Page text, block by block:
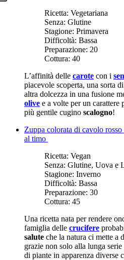
Ricetta: Vegetariana
Senza: Glutine
Stagione: Primavera
Difficoltà: Bassa
Preparazione: 20
Cottura: 40
L’affinità delle carote con i
piacevole scoperta, una sorta
altra dolcezza in una fusione
olive e a volte per un carattere
più gentile cugino scalogno!
Zuppa colorata di cavolo
al timo
Ricetta: Vegan
Senza: Glutine, Uova e
Stagione: Inverno
Difficoltà: Bassa
Preparazione: 30
Cottura: 45
Una ricetta nata per rendere
famiglia delle crucifere
salute che la natura ci mette a
grazie non solo alla lunga serie
di piante in apparenza diverse